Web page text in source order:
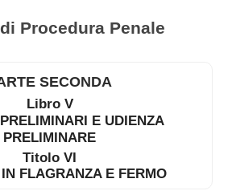
Procedura Penale
SECONDA
Libro V
E UDIENZA
PRELIMINARE
Titolo VI
FLAGRANZA E FERMO